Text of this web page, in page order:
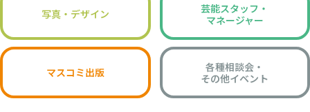
写真・デザイン
芸能スタッフ・
マネージャー
マスコミ出版
各種相談会・
その他イベント